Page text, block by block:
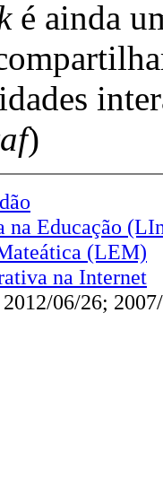
é ainda
)
na Educação
(LEM)
na Internet
06/26;